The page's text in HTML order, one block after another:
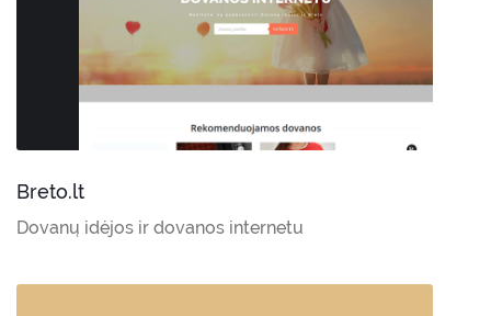
Breto.lt
Dovanų idėjos ir dovanos internetu